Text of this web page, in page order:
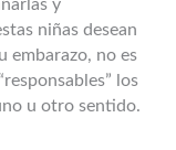
y
niñas desean
embarazo, no es
los
u otro sentido.